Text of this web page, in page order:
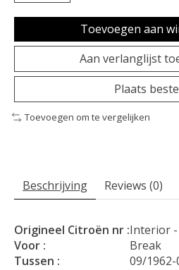
Toevoegen aan
Aan verlanglijst
Plaats
Toevoegen om te vergelijken
Beschrijving Reviews (0)
Origineel Citroën nr :Interior -
Voor :
Break
Tussen :
09/